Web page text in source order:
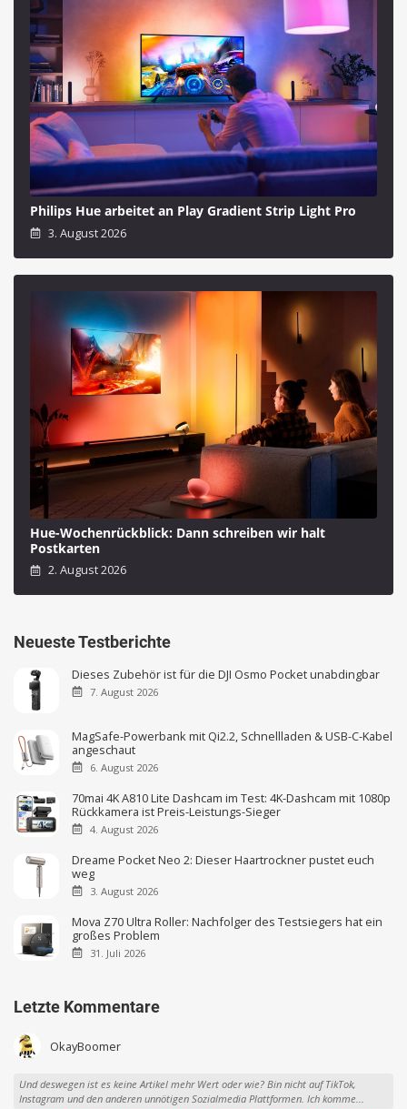
Philips Hue arbeitet an Play Gradient Strip Light Pro
3. August 2026
Hue-Wochenrückblick: Dann schreiben wir halt
Postkarten
2. August 2026
Neueste Testberichte
Dieses Zubehör ist für die DJI Osmo Pocket unabdingbar
7. August 2026
MagSafe-Powerbank mit Qi2.2, Schnellladen & USB-C-Kabel
angeschaut
6. August 2026
70mai 4K A810 Lite Dashcam im Test: 4K-Dashcam mit 1080p
Rückkamera ist Preis-Leistungs-Sieger
4. August 2026
Dreame Pocket Neo 2: Dieser Haartrockner pustet euch
weg
3. August 2026
Mova Z70 Ultra Roller: Nachfolger des Testsiegers hat ein
großes Problem
31. Juli 2026
Letzte Kommentare
OkayBoomer
Und deswegen ist es keine Artikel mehr Wert oder wie? Bin nicht auf TikTok,
Instagram und den anderen unnötigen Sozialmedia Plattformen. Ich komme...